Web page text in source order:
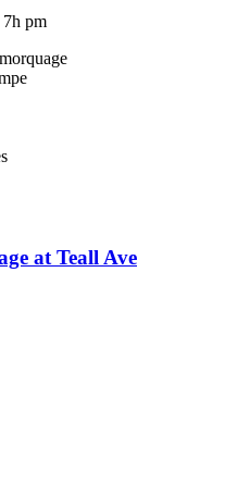
pm
at Teall Ave